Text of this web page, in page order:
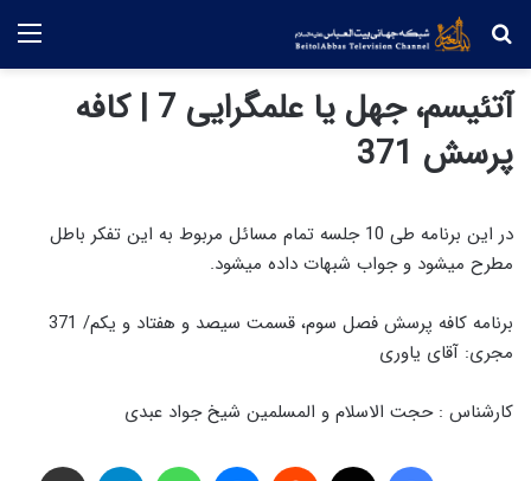
جستجو
آتئیسم، جهل یا علمگرایی 7 | کافه
پرسش 371
در این برنامه طی 10 جلسه تمام مسائل مربوط به این تفکر باطل
مطرح میشود و جواب شبهات داده میشود.
برنامه کافه پرسش فصل سوم، قسمت سیصد و هفتاد و یکم/ 371
مجری: آقای یاوری
کارشناس : حجت الاسلام و المسلمین شیخ جواد عبدی
فیس بوک
‫رددیت پیام رسان واتس آپ تلگرام